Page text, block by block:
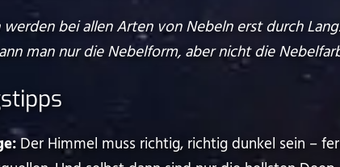
bei allen Arten von Nebeln erst durch
man nur die Nebelform, aber nicht die
Der Himmel muss richtig, richtig dunkel sein –